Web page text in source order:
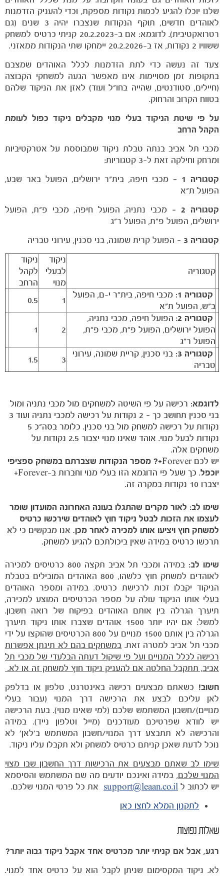
הקבוצות
משחקים
ותוצאות
שלנו יוכלו להגיע לכמות נקודות מספקת, וכדי להעניק הזדמנות
לאוהדים חדשים, תוקף הנקודות שנצברו יהיה 3 שנים (גם
רטרואקטיבית). לדוגמא: אם ב-20.2.2023 קניתי כרטיס למשחק
ששוויו 2 נקודות, אז ב-20.2.2026 יימחקו שתי הנקודות ממאזני.
צעד זה נעשה כדי לתת הזדמנות לכלל האוהדים שמצבם
בתקופות זמן מסויימות אינו מאפשר הגעה למשחקי הקבוצה
(חיילים, סטודנטים, שהייה בחו"ל ועוד) לאזן את הניקוד שלהם
בטווח הקרוב והרחוק.
על פי שיטת הניקוד בעלי מנוי מקבלים ניקוד כפול לעומת
הקהל הרחב
מכבי תל אביב בנתה טבלת ניקוד שמבוססת על אטרקטיביות
ומרחק וחילקה זאת ל-3 קטגוריות:
קטגוריה 1 –
מכבי חיפה, בית"ר ירושלים, הפועל באר שבע,
הפועל ת"א
קטגוריה 2
– מכבי נתניה, הפועל חיפה, מכבי פ"ת, הפועל
ירושלים, הפועל פ"ת, הפועל ר"ג
קטגוריה 3
– הפועל קרית שמונה, בני סכנין, עירוני טבריה
קטגוריה
ניקוד
לבעלי
מנוי
ניקוד
לקהל
הרחב
קטגוריה 1:
מכבי חיפה, בית"ר י-ם, הפועל
ב"ש, הפועל ת"א
1
0.5
קטגוריה 2
: הפועל חיפה, מכבי נתניה,
הפועל ירושלים, הפועל פ"ת, מכבי פ"ת,
הפועל ר"ג
2
1
קטגוריה 3:
בני סכנין, קריית שמונה, עירוני
טבריה
3
1.5
לדוגמא: רכישה על פי השיטה למשחקים מול מכבי נתניה ומול
בני סכנין תחושב כך – 2 נקודות על רכישה למכבי נתניה ועוד 3
נקודות על רכישה למשחק מול בני סכנין. כלומר בסה"כ 5
נקודות לבעל מנוי. אוהד שאינו מנוי יצבור 2.5 נקודות על
משחקים אלה.
יש לכםForever+?
מספר הנקודות שצברתם במשחק ספציפי
יוכפל
. כך שעל פי הדוגמא הזו בעלי מנוי וחברות ב-Forever+
יצברו 10 נקודות במקרה זה.
שימו לב: לאור מקרים שהתגלו בעונה האחרונה המועדון שומר
לעצמו את הזכות לבטל ניקוד חוץ לאוהדים שירכשו כרטיס
למשחק חוץ ויציעו אותו למכירה לאחר מכן. אנו מבקשים כי לא
תרכשו כרטיס במידה שאין ביכולתכם להגיע למשחק.
שימו לב:
במידה ומכבי תל אביב תקצה 800 כרטיסים למכירה
לאוהדים למשחק חוץ כלשהו, 800 האוהדים המובילים בטבלת
הניקוד יקבלו זכות לרכישת כרטיס. במידה ומספר האוהדים
בעלי אותו הניקוד עולה על מספר הכרטיסים המוצע למכירה,
תיערך הגרלה בין אותם האוהדים בפיקוח של רואה חשבון.
למשל: אם יהיו יותר 1500 אוהדים שצברו אותו ניקוד תיערך
הגרלה בין אותם 1500 מנויים על 800 הכרטיסים שהוקצו על ידי
מכבי תל אביב למטרה זאת. במשחקים בהם לא תינתן אפשרות
רכישה לכלל המנויים ועל פי שיקול דעתה הבלעדי של מכבי תל
אביב, תתקבל החלטה אם להעניק ניקוד חוץ למשחק זה או לא.
חשוב! כשאתם מבצעים רכישה באינטרנט, טלפון או בדלפק
לאן עליכם לבצע את הרכישה דרך המנוי (עבור בעלי
מנויים)/חשבון המשתמש שלכם (למי שאינו מנוי). בעת הרכישה
יש לוודא שפרטיכם מעודכנים (מייל וטלפון נייד). במידה
והרכישה לא תתבצע דרך המנוי/חשבון המשתמש ב'לאן' לא
נוכל לדעת שאכן קניתם כרטיס למשחק ולא תקבלו עליו ניקוד.
שימו לב שאתם מבצעים את הרכישות דרך החשבון שבו מצוי
המנוי שלכם, במידה ואינכם יודעים מה שם המשתמש והסיסמא
יש לכתוב ל support@leaan.co.il את כל פרטי המנוי שלכם.
לתקנון המלא לחצו כאן
שאלות נפוצות
רגע, אבל אם קניתי יותר מכרטיס אחד אקבל ניקוד גבוה יותר?
לא. ניקוד המקסימום שניתן לקבל הוא על כרטיס אחד למנוי.